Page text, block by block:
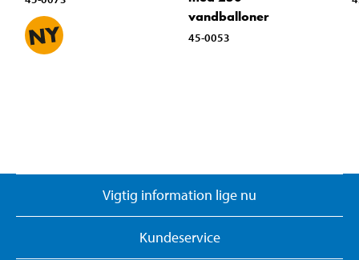
vandballoner
45-0053
Vigtig information lige nu
Kundeservice